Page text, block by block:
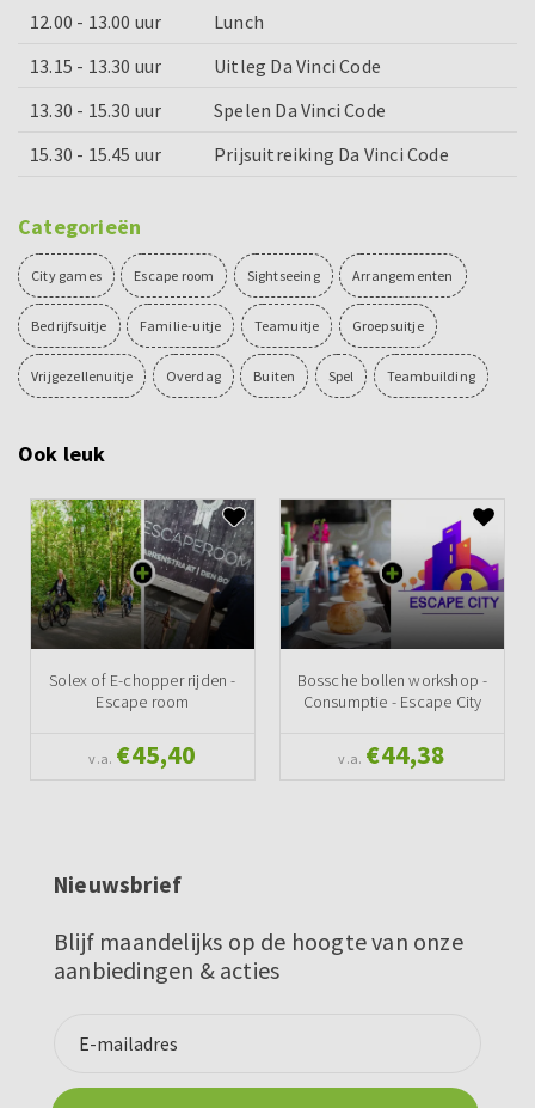
12.00 - 13.00 uur
Lunch
13.15 - 13.30 uur
Uitleg Da Vinci Code
13.30 - 15.30 uur
Spelen Da Vinci Code
15.30 - 15.45 uur
Prijsuitreiking Da Vinci Code
Categorieën
City games Escape room Sightseeing Arrangementen
Bedrijfsuitje Familie-uitje Teamuitje Groepsuitje
Vrijgezellenuitje Overdag Buiten Spel Teambuilding
Ook leuk
Solex of E-chopper rijden -
Escape room
v.a. €45,40
Bossche bollen workshop -
Consumptie - Escape City
v.a. €44,38
Nieuwsbrief
Blijf maandelijks op de hoogte van onze
aanbiedingen & acties